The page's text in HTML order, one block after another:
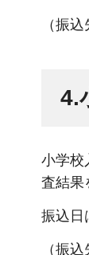
（振
4.
小学校
査結果
振込日
（振